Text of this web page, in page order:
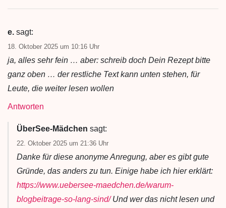
e. sagt:
18. Oktober 2025 um 10:16 Uhr
ja, alles sehr fein … aber: schreib doch Dein Rezept bitte
ganz oben … der restliche Text kann unten stehen, für
Leute, die weiter lesen wollen
Antworten
ÜberSee-Mädchen sagt:
22. Oktober 2025 um 21:36 Uhr
Danke für diese anonyme Anregung, aber es gibt gute
Gründe, das anders zu tun. Einige habe ich hier erklärt:
https://www.uebersee-maedchen.de/warum-
blogbeitrage-so-lang-sind/Und wer das nicht lesen und